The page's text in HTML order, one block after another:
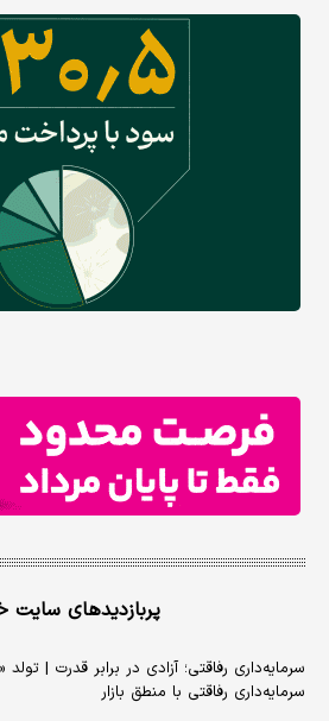
پربازدیدهای سایت
سرمایه‌داری رفاقتی؛ آزادی در برابر قدرت |
سرمایه‌داری رفاقتی با منطق بازار